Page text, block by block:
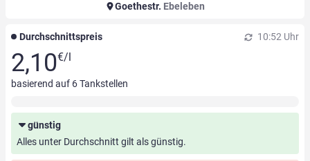
Goethestr. Ebeleben
Durchschnittspreis 10:52 Uhr
2,10€/l
basierend auf 6Tankstellen
günstig
Alles unter Durchschnitt gilt als günstig.